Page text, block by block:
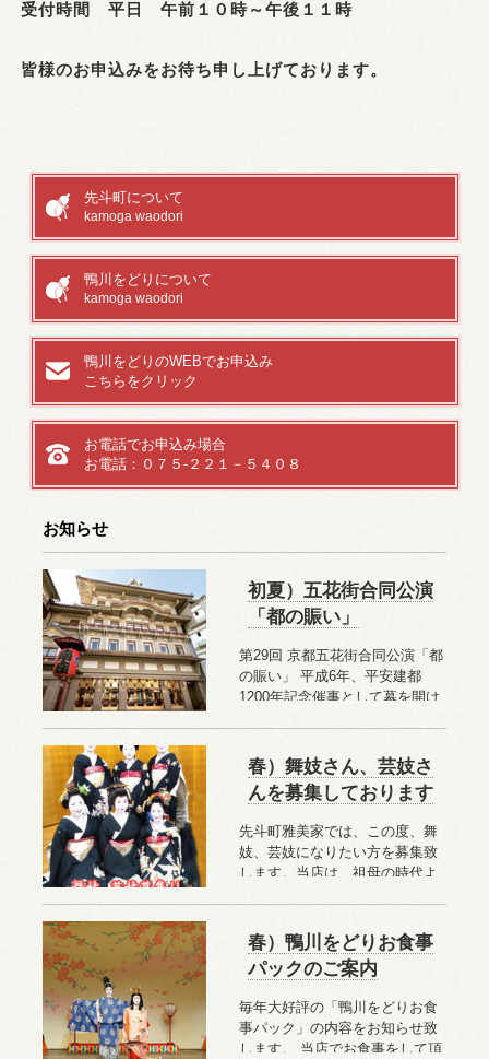
受付時間 平日 午前１０時～午後１１時
皆様のお申込みをお待ち申し上げております。
先斗町について
kamoga waodori
鴨川をどりについて
kamoga waodori
鴨川をどりのWEBでお申込み
こちらをクリック
お電話でお申込み場合
お電話：０７５-２２１－５４０８
お知らせ
初夏）五花街合同公演
「都の賑い」
第29回 京都五花街合同公演「都
の賑い」 平成6年、平安建都
1200年記念催事として幕を開け
読む
春）舞妓さん、芸妓さ
んを募集しております
先斗町雅美家では、この度、舞
妓、芸妓になりたい方を募集致
します。当店は、祖母の時代よ
…続きを読む
春）鴨川をどりお食事
パックのご案内
毎年大好評の「鴨川をどりお食
事パック」の内容をお知らせ致
します。 当店でお食事をして頂